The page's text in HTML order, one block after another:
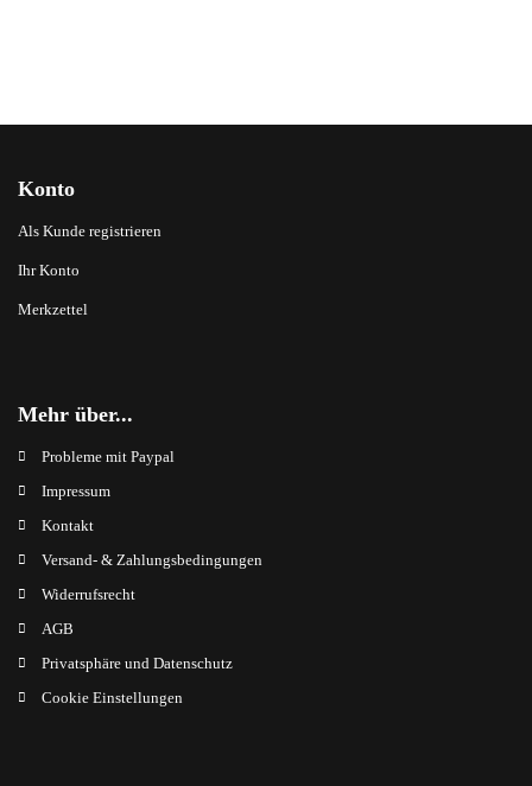
Konto
Als Kunde registrieren
Ihr Konto
Merkzettel
Mehr über...
Probleme mit Paypal
Impressum
Kontakt
Versand- & Zahlungsbedingungen
Widerrufsrecht
AGB
Privatsphäre und Datenschutz
Cookie Einstellungen